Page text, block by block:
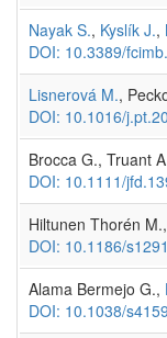
Nayak S., Kyslík J.,
DOI: 10.3389/
Lisnerová M.,
DOI: 10.1016/
Brocca G., Truant
DOI: 10.1111/
Hiltunen Thorén
DOI: 10.1186/
Alama Bermejo G.,
DOI: 10.1038/